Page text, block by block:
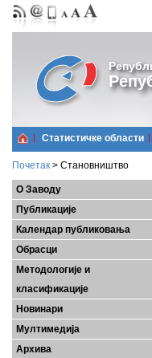
Статистичке области
Почетак > Становништво
О Заводу
Публикације
Календар публиковања
Обрасци
Методологије и
класификације
Новинари
Мултимедија
Архива